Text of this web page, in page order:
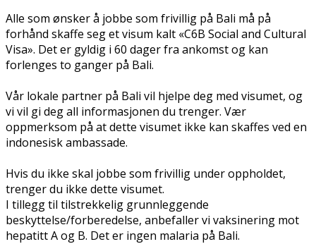
Alle som ønsker å jobbe som frivillig på Bali må på
forhånd skaffe seg et visum kalt «C6B Social and Cultural
Visa». Det er gyldig i 60 dager fra ankomst og kan
forlenges to ganger på Bali.
Vår lokale partner på Bali vil hjelpe deg med visumet, og
vi vil gi deg all informasjonen du trenger. Vær
oppmerksom på at dette visumet ikke kan skaffes ved en
indonesisk ambassade.
Hvis du ikke skal jobbe som frivillig under oppholdet,
trenger du ikke dette visumet.
I tillegg til tilstrekkelig grunnleggende
beskyttelse/forberedelse, anbefaller vi vaksinering mot
hepatitt A og B. Det er ingen malaria på Bali.